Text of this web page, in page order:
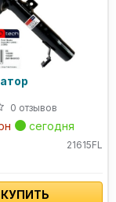
0 отзывов
сегодня
21615FL
КУПИТЬ